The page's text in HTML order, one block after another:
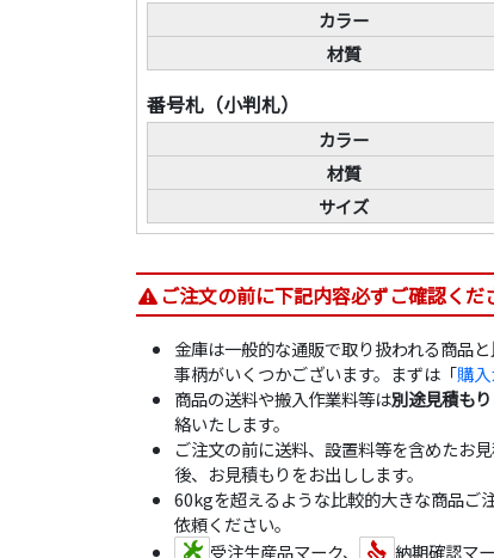
カラー
材質
番号札（小判札）
カラー
材質
サイズ
ご注文の前に下記内容必ずご確認くだ
金庫は一般的な通販で取り扱われる商品
事柄がいくつかございます。まずは「購
商品の送料や搬入作業料等は別途見積もり
絡いたします。
ご注文の前に送料、設置料等を含めたお
後、お見積もりをお出しします。
60kgを超えるような比較的大きな商品ご
依頼ください。
受注生産品マーク、
納期確認マ